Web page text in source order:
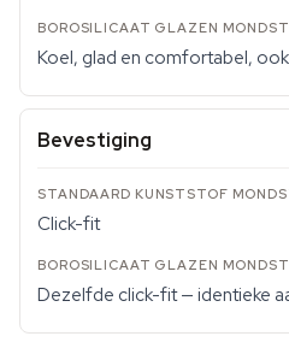
Koel, glad en comfortabel,
Bevestiging
Click-fit
Dezelfde click-fit — identieke